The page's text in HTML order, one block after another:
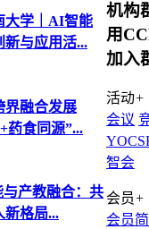
大学｜AI智能
新与应用活...
界融合发展
药食同源”...
产教融合：共
新格局...
机构
用
加入
活动+
会议
智会
会员+
会员